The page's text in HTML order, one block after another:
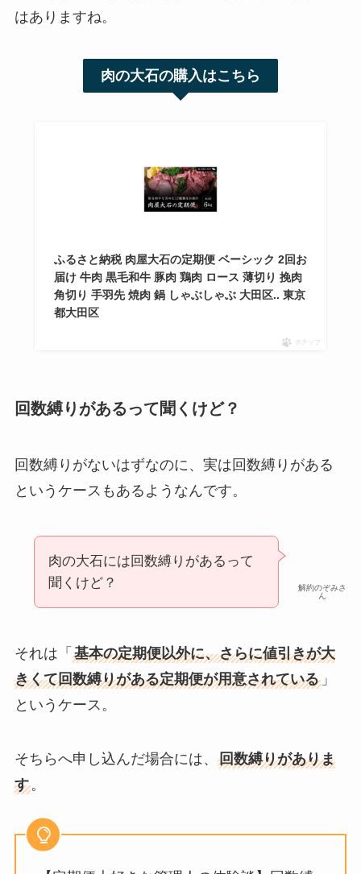
はありますね。
肉の大石の購入はこちら
ふるさと納税 肉屋大石の定期便 ベーシック 2回お
届け 牛肉 黒毛和牛 豚肉 鶏肉 ロース 薄切り 挽肉
角切り 手羽先 焼肉 鍋 しゃぶしゃぶ 大田区.. 東京
都大田区
ポチップ
回数縛りがあるって聞くけど？
回数縛りがないはずなのに、実は回数縛りがある
というケースもあるようなんです。
解約のぞみさ
ん
肉の大石には回数縛りがあるって
聞くけど？
それは「 基本の定期便以外に、さらに値引きが大
きくて回数縛りがある定期便が用意されている」
というケース。
そちらへ申し込んだ場合には、 回数縛りがありま
す。